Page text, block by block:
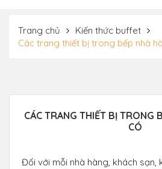
Trang chủ
Kiến thức buffet
Các trang thiết bị trong bếp nhà
CÁC TRANG THIẾT BỊ TRONG
CÓ
Đối với mỗi nhà hàng, khách sạn,